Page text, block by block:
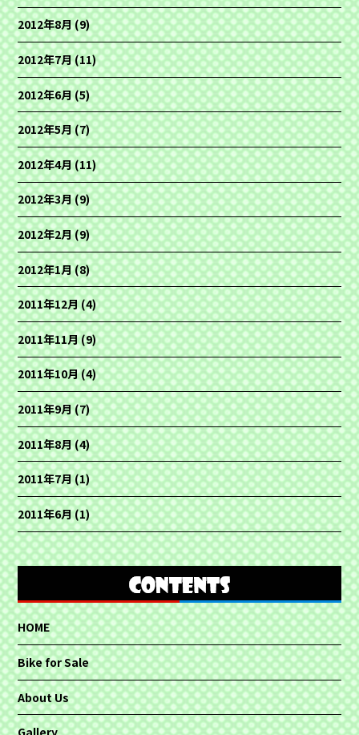
2012年8月(9)
2012年7月(11)
2012年6月(5)
2012年5月(7)
2012年4月(11)
2012年3月(9)
2012年2月(9)
2012年1月(8)
2011年12月(4)
2011年11月(9)
2011年10月(4)
2011年9月(7)
2011年8月(4)
2011年7月(1)
2011年6月(1)
HOME
Bike for Sale
About Us